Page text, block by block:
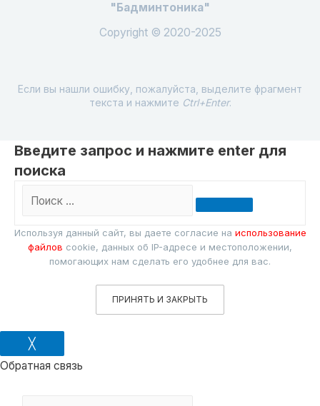
"Бадминтоника"
Copyright © 2020-2025
Если вы нашли ошибку, пожалуйста, выделите фрагмент
текста и нажмите Ctrl+Enter.
Введите запрос и нажмите enter для
поиска
Поиск
Используя данный сайт, вы даете согласие на использование
файлов cookie, данных об IP-адресе и местоположении,
помогающих нам сделать его удобнее для вас.
ПРИНЯТЬ И ЗАКРЫТЬ
╳
Обратная связь